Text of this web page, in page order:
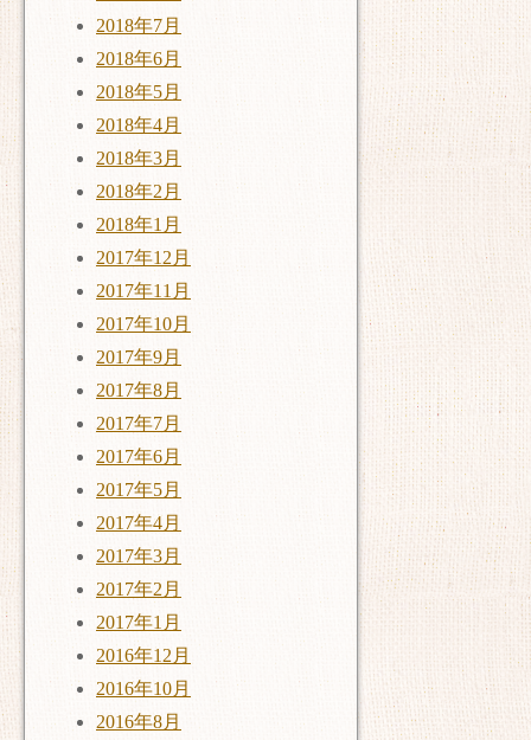
2018年7月
2018年6月
2018年5月
2018年4月
2018年3月
2018年2月
2018年1月
2017年12月
2017年11月
2017年10月
2017年9月
2017年8月
2017年7月
2017年6月
2017年5月
2017年4月
2017年3月
2017年2月
2017年1月
2016年12月
2016年10月
2016年8月